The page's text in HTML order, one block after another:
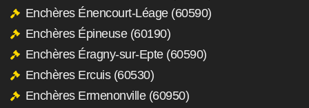
Enchères Énencourt-Léage (60590)
Enchères Épineuse (60190)
Enchères Éragny-sur-Epte (60590)
Enchères Ercuis (60530)
Enchères Ermenonville (60950)